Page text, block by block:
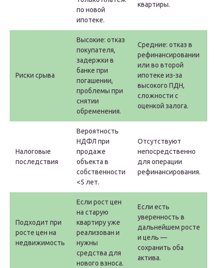
по новой
ипотеке.
квартиры.
Риски срыва
Высокие: отказ
покупателя,
задержки в
банке при
погашении,
проблемы при
снятии
обременения.
Средние: отказ в
рефинансировании
или во второй
ипотеке из-за
высокого ПДН,
сложности с
оценкой залога.
Налоговые
последствия
Вероятность
НДФЛ при
продаже
объекта в
собственности
<5 лет.
Отсутствуют
непосредственно
для операции
рефинансирования.
Подходит при
росте цен на
недвижимость
Если рост цен
на старую
квартиру уже
реализован и
нужны
средства для
нового взноса.
Если есть
уверенность в
дальнейшем росте
и цель —
сохранить оба
актива.